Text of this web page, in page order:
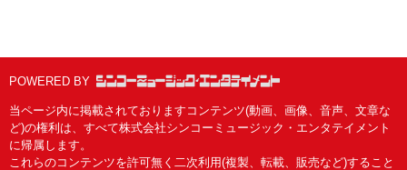
POWERED BY
当ページ内に掲載されておりますコンテンツ(動画、画像、音声、文章な
ど)の権利は、すべて株式会社シンコーミュージック・エンタテイメント
に帰属します。
これらのコンテンツを許可無く二次利用(複製、転載、販売など)すること